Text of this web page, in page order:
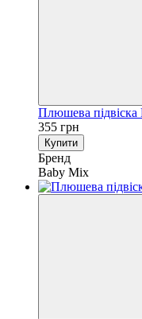
Плюшева підвіска
355 грн
Купити
Бренд
Baby Mix